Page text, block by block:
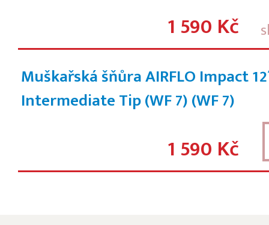
1 590 Kč
Muškařská šňůra AIRFLO Impact
Intermediate Tip (WF 7)(WF 7)
1 590 Kč